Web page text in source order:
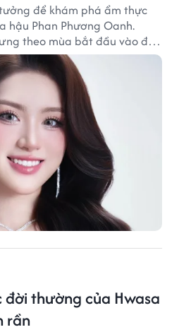
để khám phá ẩm thực
hậu Phan Phương Oanh.
theo mùa bắt đầu vào độ
gần xa.
đời thường của Hwasa
rần